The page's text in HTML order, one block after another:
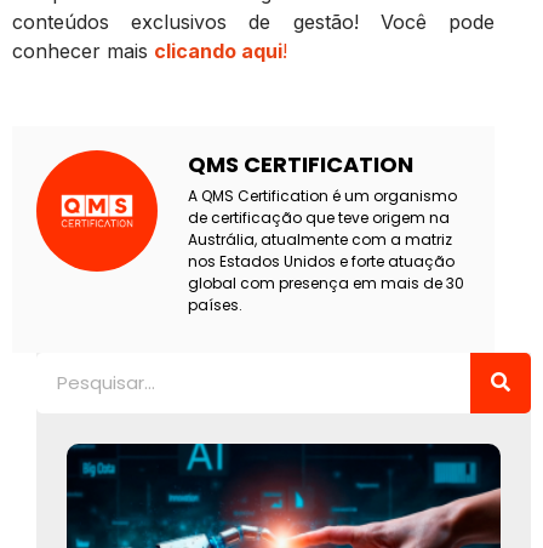
conteúdos exclusivos de gestão! Você pode
conhecer mais clicando aqui!
QMS CERTIFICATION
A QMS Certification é um organismo
de certificação que teve origem na
Austrália, atualmente com a matriz
nos Estados Unidos e forte atuação
global com presença em mais de 30
países.